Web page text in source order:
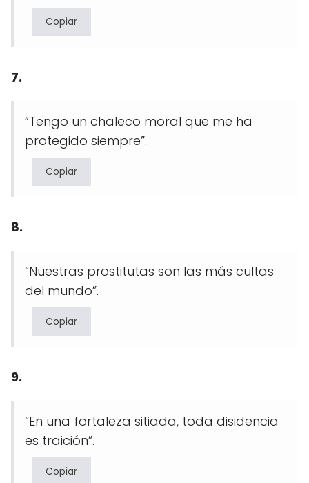
Copiar
7.
“Tengo un chaleco moral que me ha
protegido siempre”.
Copiar
8.
“Nuestras prostitutas son las más cultas
del mundo”.
Copiar
9.
“En una fortaleza sitiada, toda disidencia
es traición”.
Copiar